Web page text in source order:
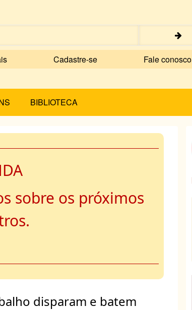
Cadastre-se Fale conosco
BIBLIOTECA
sobre os próximos
disparam e batem